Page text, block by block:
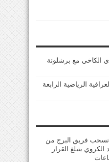
الكاخي مع برشلونة
الرياضية الرابعة
إنسحب فريق البرج من
الكروي يتبلغ القرار